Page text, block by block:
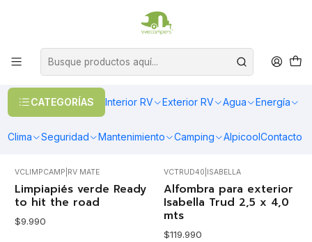
CATEGORÍAS Interior RV Exterior RV Agua Energía
Clima Seguridad Mantenimiento Camping AlpicoolContacto
OFERTAS EN CALEFACCIÓN DIESEL
Alfombras Exteriores
Fáciles de lavar, en distintos tamaños y diseños
FILTROS
VCLIMPCAMP RV MATE
Limpiapiés verde Ready
to hit the road
$9.990
VCTRUD40 ISABELLA
Alfombra para exterior
Isabella Trud 2,5 x 4,0
mts
$119.990